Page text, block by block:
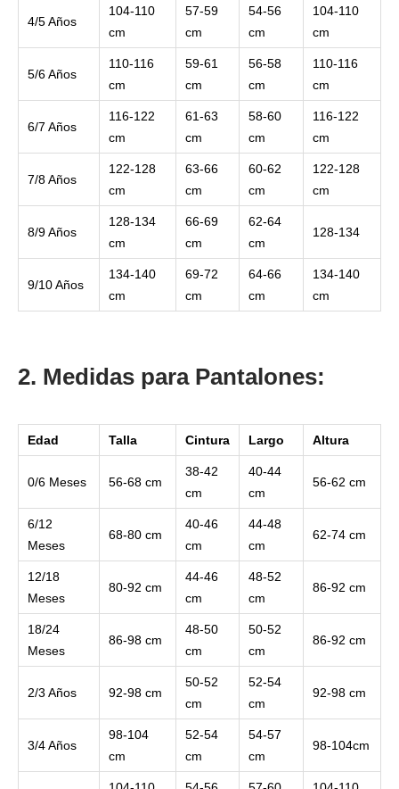
4/5 Años
104-110
cm
57-59
cm
54-56
cm
104-110
cm
5/6 Años
110-116
cm
59-61
cm
56-58
cm
110-116
cm
6/7 Años
116-122
cm
61-63
cm
58-60
cm
116-122
cm
7/8 Años
122-128
cm
63-66
cm
60-62
cm
122-128
cm
8/9 Años
128-134
cm
66-69
cm
62-64
cm
128-134
9/10 Años
134-140
cm
69-72
cm
64-66
cm
134-140
cm
2. Medidas para Pantalones:
Edad Talla Cintura Largo Altura
0/6 Meses 56-68 cm
38-42
cm
40-44
cm
56-62 cm
6/12
Meses
68-80 cm
40-46
cm
44-48
cm
62-74 cm
12/18
Meses
80-92 cm
44-46
cm
48-52
cm
86-92 cm
18/24
Meses
86-98 cm
48-50
cm
50-52
cm
86-92 cm
2/3 Años 92-98 cm
50-52
cm
52-54
cm
92-98 cm
3/4 Años
98-104
cm
52-54
cm
54-57
cm
98-104cm